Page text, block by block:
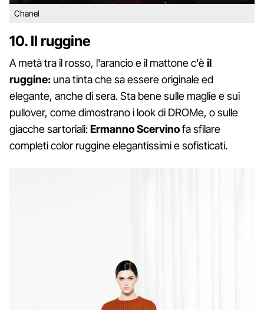
Chanel
10. Il ruggine
A metà tra il rosso, l'arancio e il mattone c'èil
ruggine: una tinta che sa essere originale ed
elegante, anche di sera. Sta bene sulle maglie e sui
pullover, come dimostrano i look di DROMe, o sulle
giacche sartoriali:Ermanno Scervinofa sfilare
completi color ruggine elegantissimi e sofisticati.